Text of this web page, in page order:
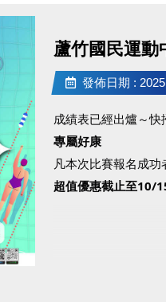
蘆竹國民運動
發佈日期 :
成績表已經出爐～快
專屬好康
凡本次比賽報名成
超值優惠截止至10/